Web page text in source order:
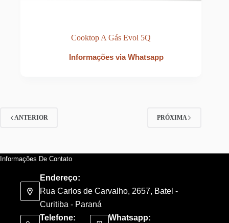
Cooktop A Gás Evol 5Q
Informações via Whatsapp
ANTERIOR PRÓXIMA
Informações De Contato
Endereço:
Rua Carlos de Carvalho, 2657, Batel -
Curitiba - Paraná
Telefone:
Whatsapp: